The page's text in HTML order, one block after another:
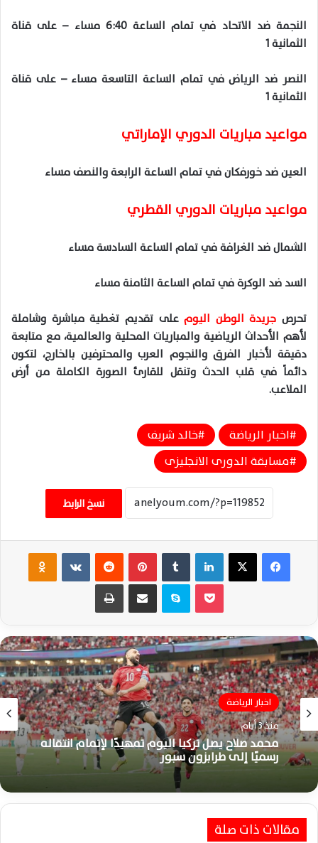
النجمة ضد الاتحاد في تمام الساعة 6:40 مساء – على قناة
الثمانية 1
النصر ضد الرياض في تمام الساعة التاسعة مساء – على قناة
الثمانية 1
مواعيد مباريات الدوري الإماراتي
العين ضد خورفكان في تمام الساعة الرابعة والنصف مساء
مواعيد مباريات الدوري القطري
الشمال ضد الغرافة في تمام الساعة السادسة مساء
السد ضد الوكرة في تمام الساعة الثامنة مساء
تحرص جريدة الوطن اليومعلى تقديم تغطية مباشرة وشاملة
لأهم الأحداث الرياضية والمباريات المحلية والعالمية، مع متابعة
دقيقة لأخبار الفرق والنجوم العرب والمحترفين بالخارج، لتكون
دائماً في قلب الحدث وتنقل للقارئ الصورة الكاملة من أرض
الملاعب.
اخبار الرياضة
خالد شربف
مسابقة الدورى الانجليزى
نسخ الرابط
فيسبوك ‫X لينكدإن بينتيريست ‏VKontakte
سكايب مشاركة عبر البريد طباعة
اخبار الرياضة
منذ 3 أيام
محمد صلاح يصل تركيا اليوم تمهيدًا لإتمام انتقاله
رسميًا إلى طرابزون سبور
اخبار الرياضة
منذ 6 أيام
كتيبة حسام حسن تبدأ مشوار تصفيات أمم أفريقيا
2027 بطموحات كبيرة نحو التأهل
مقالات ذات صلة